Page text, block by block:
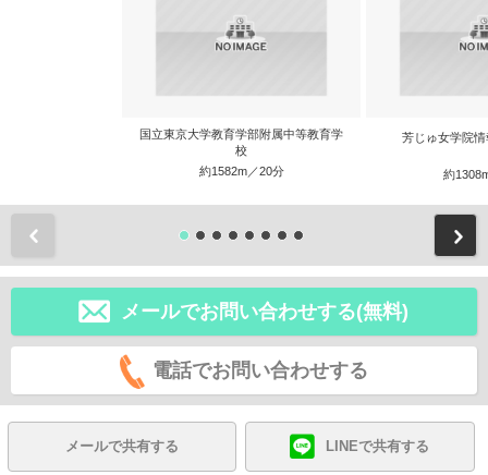
国立東京大学教育学部附属中等教育学
校
約1582m／20分
芳じゅ女学院
約
メールでお問い合わせする(無料)
電話でお問い合わせする
メールで共有する LINEで共有する